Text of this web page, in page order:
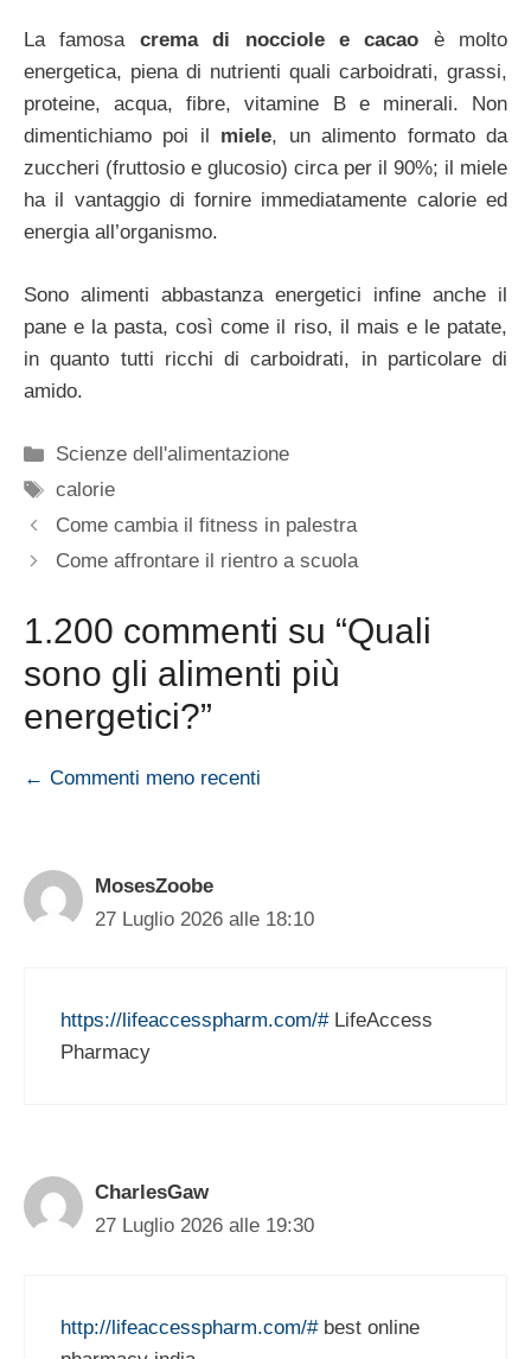
La famosa crema di nocciole e cacao è molto
energetica, piena di nutrienti quali carboidrati, grassi,
proteine, acqua, fibre, vitamine B e minerali. Non
dimentichiamo poi il miele, un alimento formato da
zuccheri (fruttosio e glucosio) circa per il 90%; il miele
ha il vantaggio di fornire immediatamente calorie ed
energia all’organismo.
Sono alimenti abbastanza energetici infine anche il
pane e la pasta, così come il riso, il mais e le patate,
in quanto tutti ricchi di carboidrati, in particolare di
amido.
Categorie
Scienze dell'alimentazione
Tag
calorie
Come cambia il fitness in palestra
Come affrontare il rientro a scuola
1.200 commenti su “Quali
sono gli alimenti più
energetici?”
Navigazione
← Commenti meno recenti
MosesZoobe
27 Luglio 2026 alle 18:10
https://lifeaccesspharm.com/#LifeAccess
Pharmacy
CharlesGaw
27 Luglio 2026 alle 19:30
http://lifeaccesspharm.com/#best online